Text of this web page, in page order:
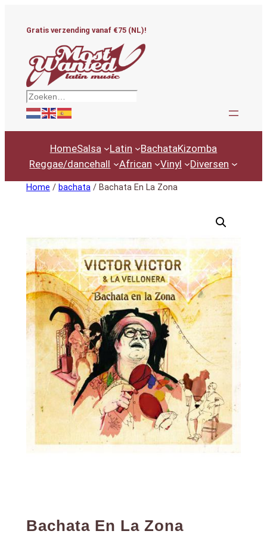
Gratis verzending vanaf €75 (NL)!
Zoeken
HomeSalsa Latin BachataKizomba
Reggae/dancehall
African Vinyl Diversen
Home / bachata/ Bachata En La Zona
Bachata En La Zona